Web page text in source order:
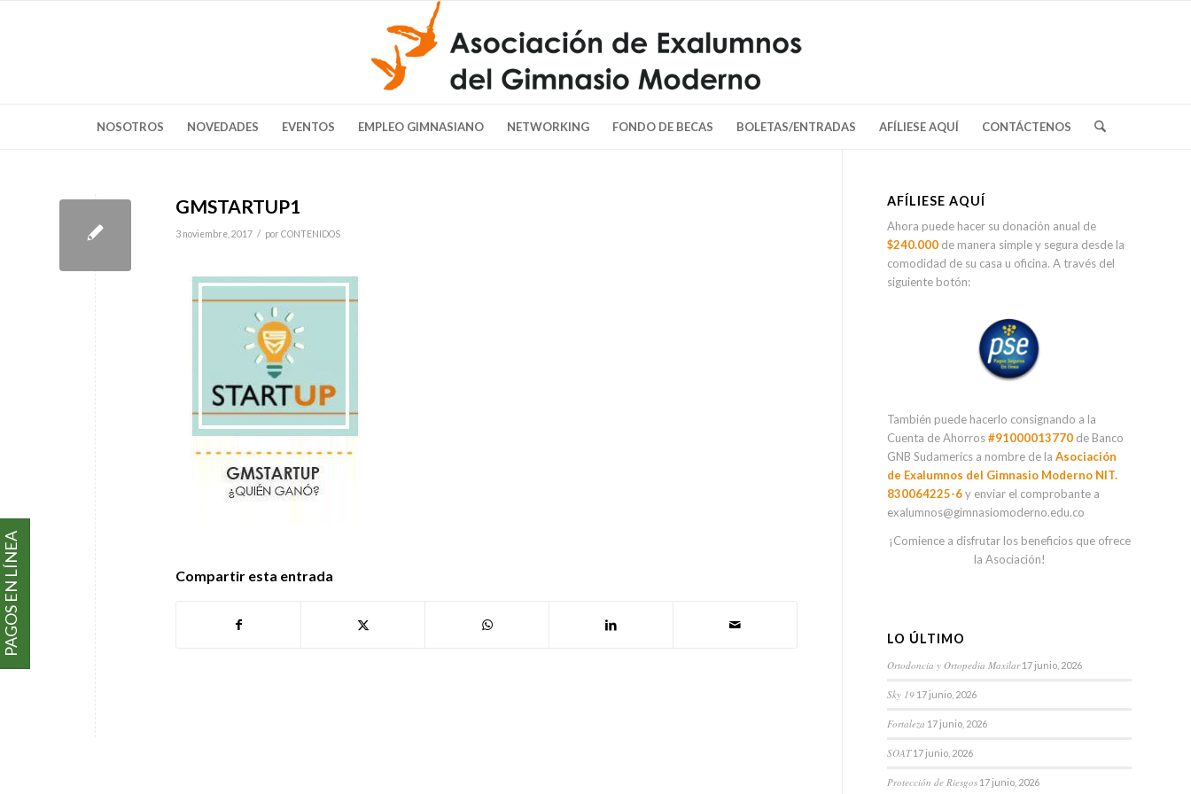
NOSOTROS NOVEDADES EVENTOS EMPLEO GIMNASIANO NETWORKING FONDO DE BECAS BOLETAS/ENTRADAS AFÍLIESE AQUÍ CONTÁCTENOS
GMSTARTUP1
3 noviembre, 2017 / por CONTENIDOS
Compartir esta entrada
AFÍLIESE AQUÍ
Ahora puede hacer su donación anual de
$240.000 de manera simple y segura desde la
comodidad de su casa u oficina. A través del
siguiente botón:
También puede hacerlo consignando a la
Cuenta de Ahorros#91000013770 de Banco
GNB Sudamerics a nombre de laAsociación
de Exalumnos del Gimnasio Moderno NIT.
830064225-6y enviar el comprobante a
exalumnos@gimnasiomoderno.edu.co
¡Comience a disfrutar los beneficios que ofrece
la Asociación!
LO ÚLTIMO
Ortodoncia y Ortopedia Maxilar 17 junio, 2026
Sky 19 17 junio, 2026
Fortaleza 17 junio, 2026
SOAT 17 junio, 2026
Protección de Riesgos 17 junio, 2026
PAGOS EN LÍNEA